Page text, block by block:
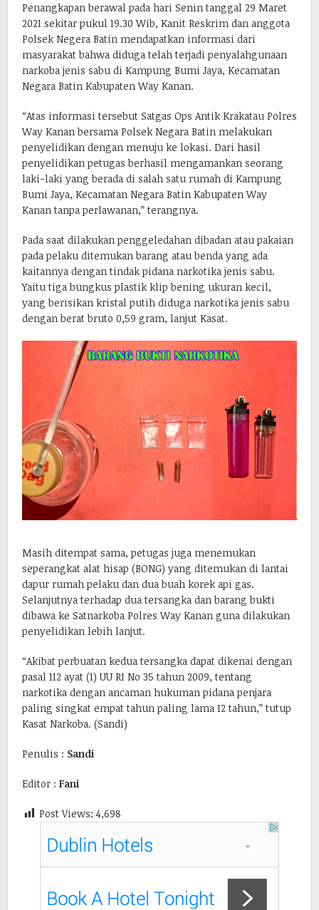
Penangkapan berawal pada hari Senin tanggal 29 Maret
2021 sekitar pukul 19.30 Wib, Kanit Reskrim dan anggota
Polsek Negera Batin mendapatkan informasi dari
masyarakat bahwa diduga telah terjadi penyalahgunaan
narkoba jenis sabu di Kampung Bumi Jaya, Kecamatan
Negara Batin Kabupaten Way Kanan.
“Atas informasi tersebut Satgas Ops Antik Krakatau Polres
Way Kanan bersama Polsek Negara Batin melakukan
penyelidikan dengan menuju ke lokasi. Dari hasil
penyelidikan petugas berhasil mengamankan seorang
laki-laki yang berada di salah satu rumah di Kampung
Bumi Jaya, Kecamatan Negara Batin Kabupaten Way
Kanan tanpa perlawanan,” terangnya.
Pada saat dilakukan penggeledahan dibadan atau pakaian
pada pelaku ditemukan barang atau benda yang ada
kaitannya dengan tindak pidana narkotika jenis sabu.
Yaitu tiga bungkus plastik klip bening ukuran kecil,
yang berisikan kristal putih diduga narkotika jenis sabu
dengan berat bruto 0,59 gram, lanjut Kasat.
Masih ditempat sama, petugas juga menemukan
seperangkat alat hisap (BONG) yang ditemukan di lantai
dapur rumah pelaku dan dua buah korek api gas.
Selanjutnya terhadap dua tersangka dan barang bukti
dibawa ke Satnarkoba Polres Way Kanan guna dilakukan
penyelidikan lebih lanjut.
“Akibat perbuatan kedua tersangka dapat dikenai dengan
pasal 112 ayat (1) UU RI No 35 tahun 2009, tentang
narkotika dengan ancaman hukuman pidana penjara
paling singkat empat tahun paling lama 12 tahun,” tutup
Kasat Narkoba. (Sandi)
Penulis : Sandi
Editor : Fani
Post Views: 4,698